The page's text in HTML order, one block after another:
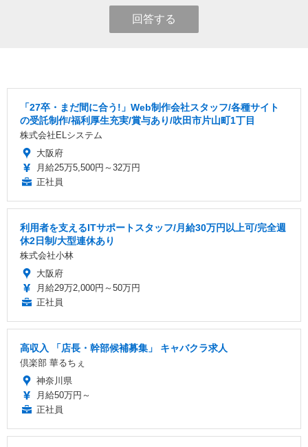
回答する
「27卒・まだ間に合う!」Web制作会社スタッフ/各種サイト
の受託制作/福利厚生充実/賞与あり/吹田市片山町1丁目
株式会社ELシステム
大阪府
月給25万5,500円～32万円
正社員
利用者を支えるITサポートスタッフ/月給30万円以上可/完全週
休2日制/大型連休あり
株式会社小林
大阪府
月給29万2,000円～50万円
正社員
高収入 「店長・幹部候補募集」 キャバクラ求人
倶楽部 華るちぇ
神奈川県
月給50万円～
正社員